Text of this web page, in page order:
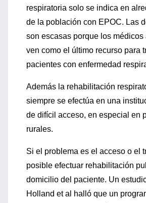
respiratoria solo se indica en
de la población con EPOC. Las
son escasas porque los médicos
ven como el último recurso para
pacientes con enfermedad
Además la rehabilitación
siempre se efectúa en una
de difícil acceso, en especial en
rurales.
Si el problema es el acceso o el
posible efectuar rehabilitación
domicilio del paciente. Un
Holland et al halló que un